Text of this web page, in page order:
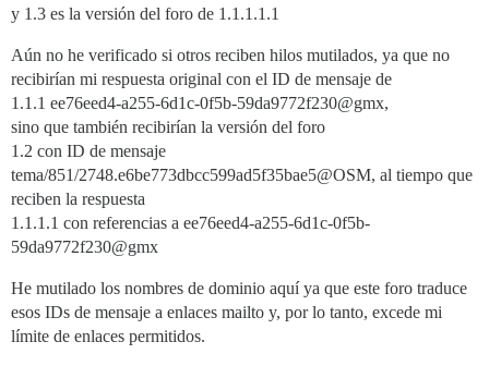
y 1.3 es la versión del foro de 1.1.1.1.1
Aún no he verificado si otros reciben hilos mutilados, ya que no
recibirían mi respuesta original con el ID de mensaje de
1.1.1 ee76eed4-a255-6d1c-0f5b-59da9772f230@gmx,
sino que también recibirían la versión del foro
1.2 con ID de mensaje
tema/851/2748.e6be773dbcc599ad5f35bae5@OSM, al tiempo que
reciben la respuesta
1.1.1.1 con referencias a ee76eed4-a255-6d1c-0f5b-
59da9772f230@gmx
He mutilado los nombres de dominio aquí ya que este foro traduce
esos IDs de mensaje a enlaces mailto y, por lo tanto, excede mi
límite de enlaces permitidos.